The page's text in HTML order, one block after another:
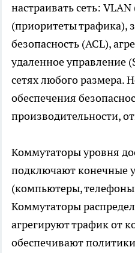
настраивать сеть:
(приоритеты трафика),
безопасность (ACL),
удаленное управление
сетях любого размера.
обеспечения
производительности,
Коммутаторы уровня
подключают конечные
(компьютеры,
Коммутаторы
агрегируют трафик от
обеспечивают